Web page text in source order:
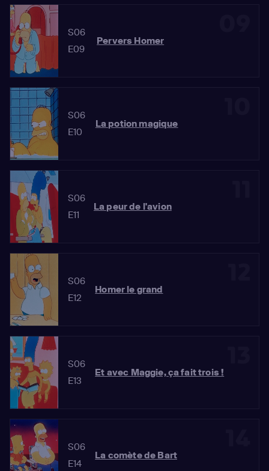
S06
E09
Pervers Homer
S06
E10
La potion magique
S06
E11
La peur de l'avion
S06
E12
Homer le grand
S06
E13
Et avec Maggie, ça fait trois !
S06
E14
La comète de Bart